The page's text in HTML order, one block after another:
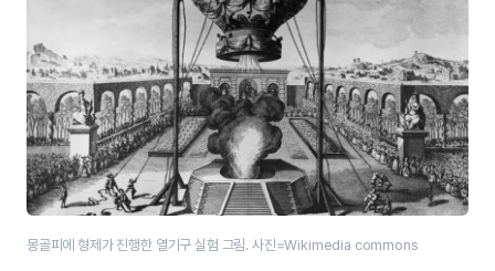
몽골피에 형제가 진행한 열기구 실험 그림. 사진=Wikimedia commons